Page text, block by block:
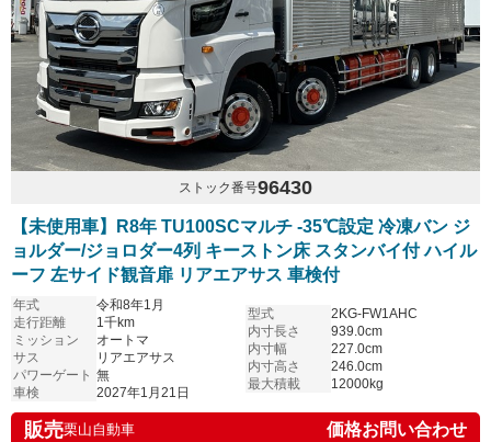
ストック番号96430
【未使用車】R8年 TU100SCマルチ -35℃設定 冷凍バン ジ
ョルダー/ジョロダー4列 キーストン床 スタンバイ付 ハイル
ーフ 左サイド観音扉 リアエアサス 車検付
年式
令和8年1月
走行距離
1千km
ミッション
オートマ
サス
リアエアサス
パワーゲート 無
車検
2027年1月21日
型式
2KG-FW1AHC
内寸長さ
939.0cm
内寸幅
227.0cm
内寸高さ
246.0cm
最大積載
12000kg
販売栗山自動車 価格お問い合わせ